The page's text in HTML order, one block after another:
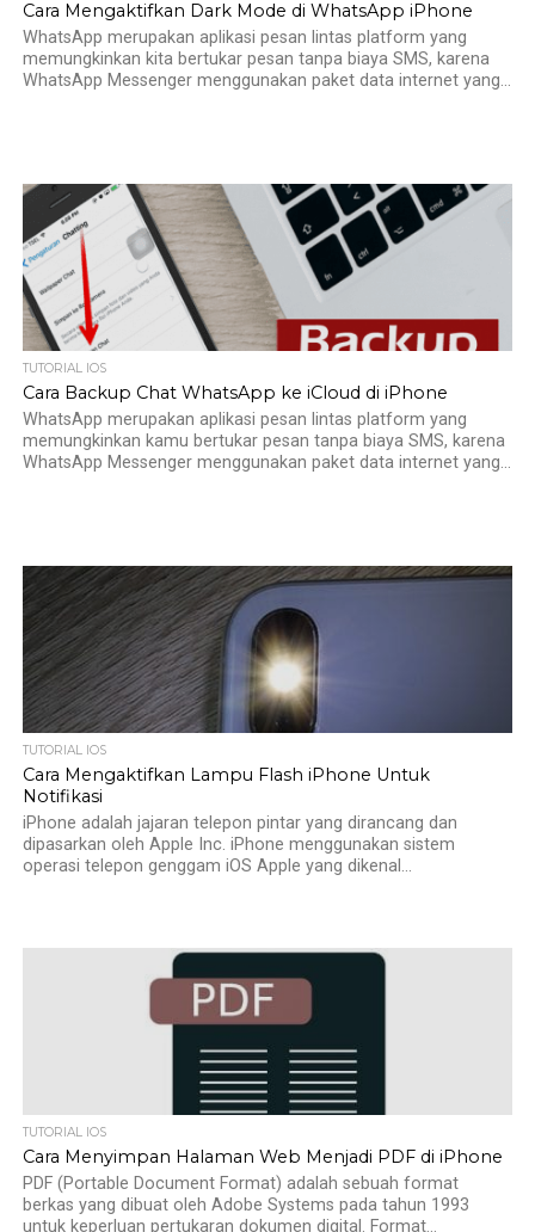
Cara Mengaktifkan Dark Mode di WhatsApp iPhone
WhatsApp merupakan aplikasi pesan lintas platform yang
memungkinkan kita bertukar pesan tanpa biaya SMS, karena
WhatsApp Messenger menggunakan paket data internet yang...
TUTORIAL IOS
Cara Backup Chat WhatsApp ke iCloud di iPhone
WhatsApp merupakan aplikasi pesan lintas platform yang
memungkinkan kamu bertukar pesan tanpa biaya SMS, karena
WhatsApp Messenger menggunakan paket data internet yang...
TUTORIAL IOS
Cara Mengaktifkan Lampu Flash iPhone Untuk
Notifikasi
iPhone adalah jajaran telepon pintar yang dirancang dan
dipasarkan oleh Apple Inc. iPhone menggunakan sistem
operasi telepon genggam iOS Apple yang dikenal...
TUTORIAL IOS
Cara Menyimpan Halaman Web Menjadi PDF di iPhone
PDF (Portable Document Format) adalah sebuah format
berkas yang dibuat oleh Adobe Systems pada tahun 1993
untuk keperluan pertukaran dokumen digital. Format...